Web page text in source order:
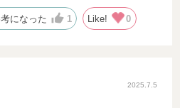
現されてて
になった 1 Like! 0
2025.7.5